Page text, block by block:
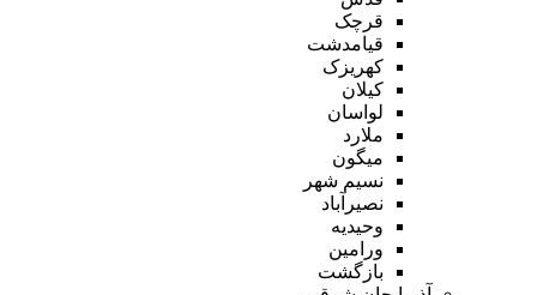
قرچک
قیامدشت
کهریزک
کیلان
لواسان
ملارد
میگون
نسیم شهر
نصیرآباد
وحیدیه
ورامین
بازگشت